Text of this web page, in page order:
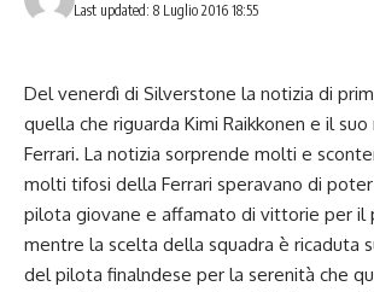
Last updated: 8 Luglio 2016 18:55
Del venerdì di Silverstone la notizia di
quella che riguarda Kimi Raikkonen e il
Ferrari. La notizia sorprende molti e
molti tifosi della Ferrari speravano di
pilota giovane e affamato di vittorie per il
mentre la scelta della squadra è ricaduta
del pilota finalndese per la serenità che